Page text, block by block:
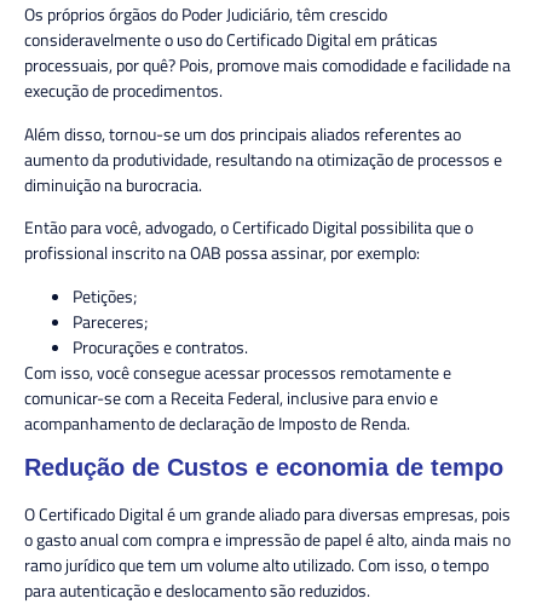
Os próprios órgãos do Poder Judiciário, têm crescido
consideravelmente o uso do Certificado Digital em práticas
processuais, por quê? Pois, promove mais comodidade e facilidade na
execução de procedimentos.
Além disso, tornou-se um dos principais aliados referentes ao
aumento da produtividade, resultando na otimização de processos e
diminuição na burocracia.
Então para você, advogado, oCertificado Digitalpossibilita que o
profissional inscrito na OAB possa assinar, por exemplo:
Petições;
Pareceres;
Procurações e contratos.
Com isso, você consegue acessar processos remotamentee
comunicar-se com a Receita Federal, inclusive para envio e
acompanhamento de declaração de Imposto de Renda.
Redução de Custos e economia de tempo
O Certificado Digital é um grande aliado para diversas empresas, pois
ogastoanual com compra e impressão de papel é alto, ainda mais no
ramo jurídico que tem um volume alto utilizado. Com isso, o tempo
para autenticação e deslocamento sãoreduzidos.